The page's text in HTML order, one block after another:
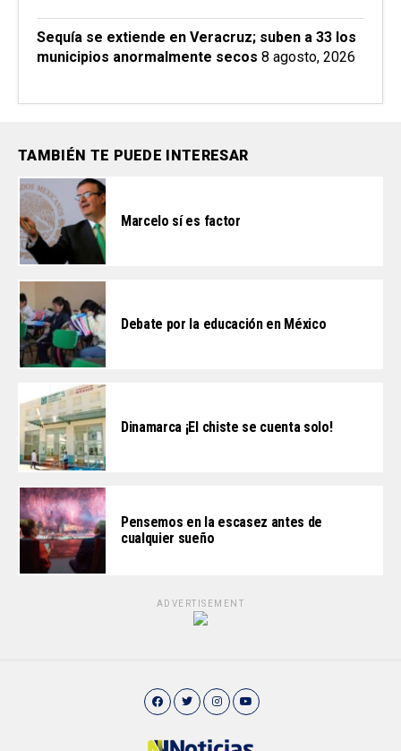
Sequía se extiende en Veracruz; suben a 33 los
municipios anormalmente secos 8 agosto, 2026
TAMBIÉN TE PUEDE INTERESAR
Marcelo sí es factor
Debate por la educación en México
Dinamarca ¡El chiste se cuenta solo!
Pensemos en la escasez antes de
cualquier sueño
ADVERTISEMENT